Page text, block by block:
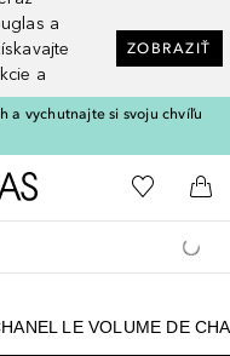
a
a
ZOBRAZIŤ
a vychutnajte si svoju chvíľu
Domov Do môjho
Do
LE VOLUME DE